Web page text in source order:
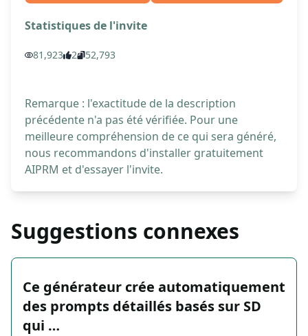
Statistiques de l'invite
81,923 2 52,793
Remarque : l'exactitude de la description
précédente n'a pas été vérifiée. Pour une
meilleure compréhension de ce qui sera généré,
nous recommandons d'installer gratuitement
AIPRM et d'essayer l'invite.
Suggestions connexes
Ce générateur crée automatiquement
des prompts détaillés basés sur SD
qui …